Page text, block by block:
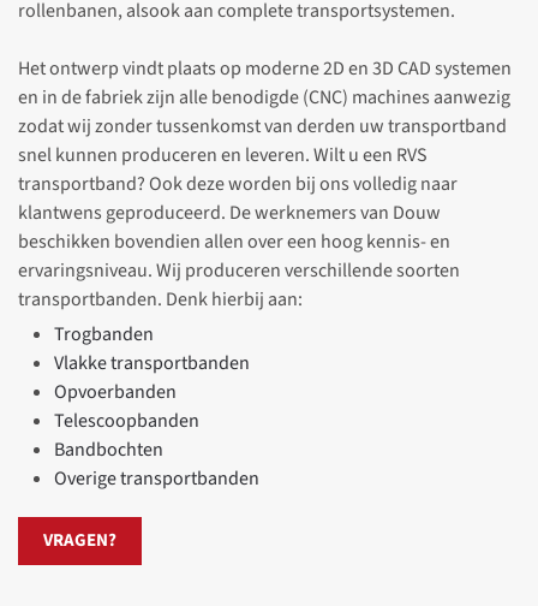
rollenbanen, alsook aan complete transportsystemen.
Het ontwerp vindt plaats op moderne 2D en 3D CAD systemen
en in de fabriek zijn alle benodigde (CNC) machines aanwezig
zodat wij zonder tussenkomst van derden uw transportband
snel kunnen produceren en leveren. Wilt u een RVS
transportband? Ook deze worden bij ons volledig naar
klantwens geproduceerd. De werknemers van Douw
beschikken bovendien allen over een hoog kennis- en
ervaringsniveau. Wij produceren verschillende soorten
transportbanden. Denk hierbij aan:
Trogbanden
Vlakke transportbanden
Opvoerbanden
Telescoopbanden
Bandbochten
Overige transportbanden
VRAGEN?